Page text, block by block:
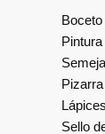
Boceto
Pizarra
Sello